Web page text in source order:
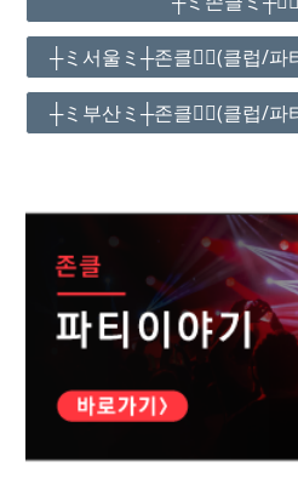
┼ミ서울ミ┼존클❤️‍🔥(클럽/파
┼ミ부산ミ┼존클❤️‍🔥(클럽/파